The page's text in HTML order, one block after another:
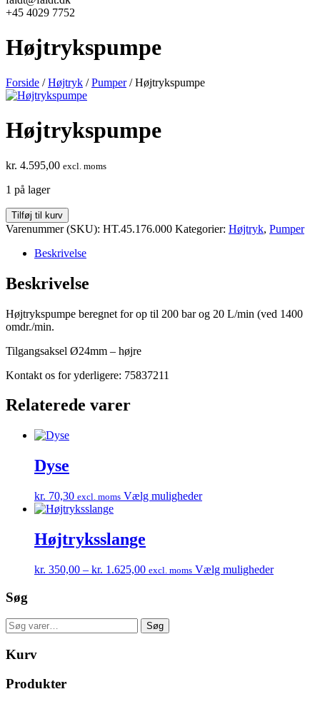
+45 4029 7752
Højtrykspumpe
Forside /Højtryk /Pumper/ Højtrykspumpe
Højtrykspumpe
kr. 4.595,00 excl. moms
1 på lager
Højtrykspumpe
antal
Tilføj til kurv
Varenummer (SKU): HT.45.176.000 Kategorier: Højtryk, Pumper
Beskrivelse
Beskrivelse
Højtrykspumpe beregnet for op til 200 bar og 20 L/min (ved 1400
omdr./min.
Tilgangsaksel Ø24mm – højre
Kontakt os for yderligere: 75837211
Relaterede varer
Dyse
kr. 70,30 excl. moms Vælg mulighederDette
kan
Højtryksslange
kr. 350,00 – kr. 1.625,00Prisinterval:
excl. moms Vælg mulighederDette
Søg
Søg
efter:
Søg
Kurv
Produkter